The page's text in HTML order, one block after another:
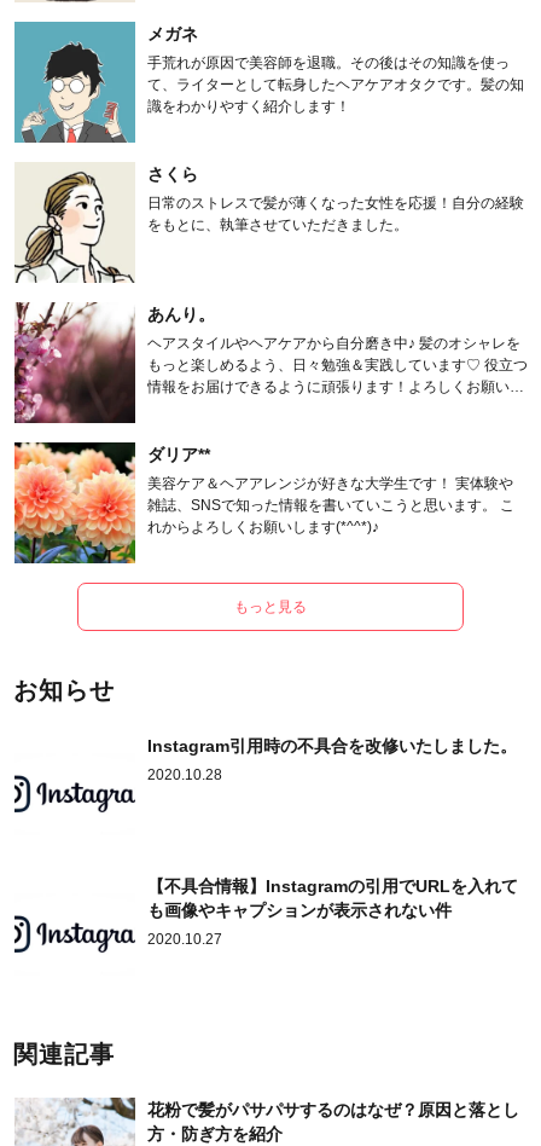
メガネ
手荒れが原因で美容師を退職。その後はその知識を使っ
て、ライターとして転身したヘアケアオタクです。髪の知
識をわかりやすく紹介します！
さくら
日常のストレスで髪が薄くなった女性を応援！自分の経験
をもとに、執筆させていただきました。
あんり。
ヘアスタイルやヘアケアから自分磨き中♪ 髪のオシャレを
もっと楽しめるよう、日々勉強＆実践しています♡ 役立つ
情報をお届けできるように頑張ります！よろしくお願いし
ダリア**
美容ケア＆ヘアアレンジが好きな大学生です！ 実体験や
雑誌、SNSで知った情報を書いていこうと思います。 こ
れからよろしくお願いします(*^^*)♪
もっと見る
お知らせ
Instagram引用時の不具合を改修いたしました。
2020.10.28
【不具合情報】Instagramの引用でURLを入れて
も画像やキャプションが表示されない件
2020.10.27
関連記事
花粉で髪がパサパサするのはなぜ？原因と落とし
方・防ぎ方を紹介